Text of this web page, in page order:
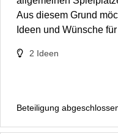
Aus diesem Grund
Ideen und Wünsche
2 Ideen
Beteiligung